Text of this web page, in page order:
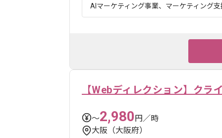
AIマーケティング事業、マーケティング
【Webディレクション】クラ
〜2,980円／時
大阪（大阪府）